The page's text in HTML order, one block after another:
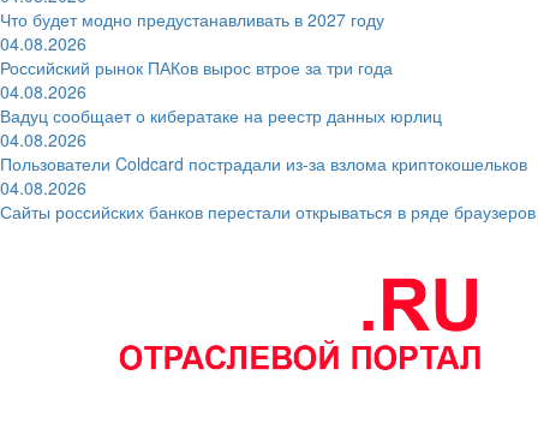
Что будет модно предустанавливать в 2027 году
04.08.2026
Российский рынок ПАКов вырос втрое за три года
04.08.2026
Вадуц сообщает о кибератаке на реестр данных юрлиц
04.08.2026
Пользователи Coldcard пострадали из-за взлома криптокошельков
04.08.2026
Сайты российских банков перестали открываться в ряде браузеров